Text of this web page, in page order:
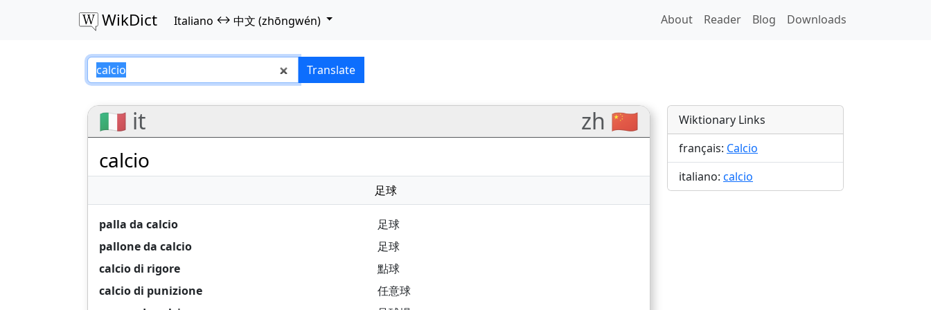
WikDict Italiano ↔ 中文 (zhōngwén) About Reader Blog Downloads
calcio – Italiano–中文 (zhōngwén) translations
Translate
🇮🇹 it zh 🇨🇳
calcio
足球
palla da calcio
足球
pallone da calcio
足球
calcio di rigore
點球
calcio di punizione
任意球
Wiktionary Links
français: Calcio
italiano: calcio